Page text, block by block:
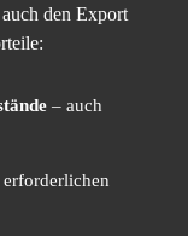
den Export
– auch